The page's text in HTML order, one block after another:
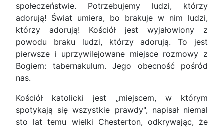
społeczeństwie. Potrzebujemy ludzi, którzy
adorują! Świat umiera, bo brakuje w nim ludzi,
którzy adorują! Kościół jest wyjałowiony z
powodu braku ludzi, którzy adorują. To jest
pierwsze i uprzywilejowane miejsce rozmowy z
Bogiem: tabernakulum. Jego obecność pośród
nas.
Kościół katolicki jest „miejscem, w którym
spotykają się wszystkie prawdy", napisał niemal
sto lat temu wielki Chesterton, odkrywając, że